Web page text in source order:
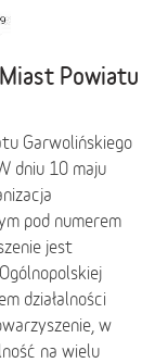
Powiatu
Garwolińskiego
dniu 10 maju
pod numerem
jest
działalności
w
na wielu